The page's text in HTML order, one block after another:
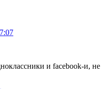
и facebook-и, не